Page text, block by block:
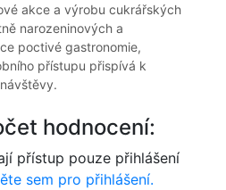
akce a výrobu cukrářských
narozeninových a
poctivé gastronomie,
přístupu přispívá k
hodnocení:
přístup pouze přihlášení
sem pro přihlášení.